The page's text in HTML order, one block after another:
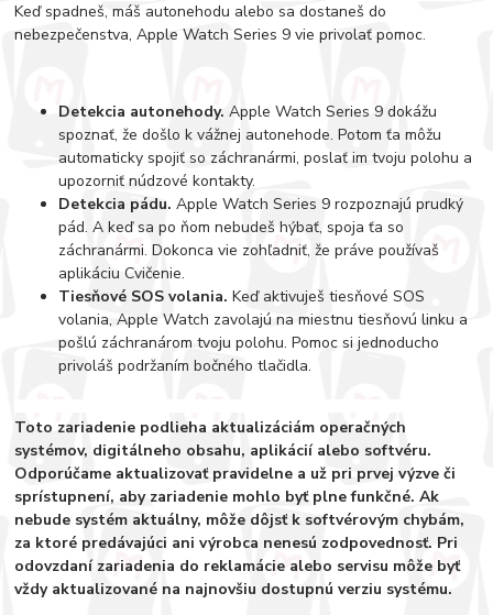
Keď spadneš, máš autonehodu alebo sa dostaneš do
nebezpečenstva, Apple Watch Series 9 vie privolať pomoc.
Detekcia autonehody. Apple Watch Series 9 dokážu
spoznať, že došlo k vážnej autonehode. Potom ťa môžu
automaticky spojiť so záchranármi, poslať im tvoju polohu a
upozorniť núdzové kontakty.
Detekcia pádu. Apple Watch Series 9 rozpoznajú prudký
pád. A keď sa po ňom nebudeš hýbať, spoja ťa so
záchranármi. Dokonca vie zohľadniť, že práve používaš
aplikáciu Cvičenie.
Tiesňové SOS volania. Keď aktivuješ tiesňové SOS
volania, Apple Watch zavolajú na miestnu tiesňovú linku a
pošlú záchranárom tvoju polohu. Pomoc si jednoducho
privoláš podržaním bočného tlačidla.
Toto zariadenie podlieha aktualizáciám operačných
systémov, digitálneho obsahu, aplikácií alebo softvéru.
Odporúčame aktualizovať pravidelne a už pri prvej výzve či
sprístupnení, aby zariadenie mohlo byť plne funkčné. Ak
nebude systém aktuálny, môže dôjsť k softvérovým chybám,
za ktoré predávajúci ani výrobca nenesú zodpovednosť. Pri
odovzdaní zariadenia do reklamácie alebo servisu môže byť
vždy aktualizované na najnovšiu dostupnú verziu systému.